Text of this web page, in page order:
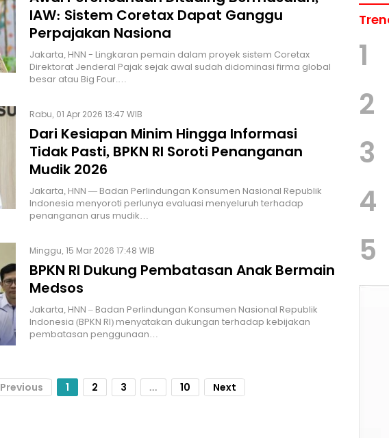
IAW: Sistem Coretax Dapat Ganggu
Perpajakan Nasiona
Jakarta, HNN - Lingkaran pemain dalam proyek sistem Coretax
Direktorat Jenderal Pajak sejak awal sudah didominasi firma global
besar atau Big Four.…
Rabu, 01 Apr 2026 13:47 WIB
Dari Kesiapan Minim Hingga Informasi
Tidak Pasti, BPKN RI Soroti Penanganan
Mudik 2026
Jakarta, HNN — Badan Perlindungan Konsumen Nasional Republik
Indonesia menyoroti perlunya evaluasi menyeluruh terhadap
penanganan arus mudik…
Minggu, 15 Mar 2026 17:48 WIB
BPKN RI Dukung Pembatasan Anak Bermain
Medsos
Jakarta, HNN – Badan Perlindungan Konsumen Nasional Republik
Indonesia (BPKN RI) menyatakan dukungan terhadap kebijakan
pembatasan penggunaan…
Previous 1 2 3 ... 10 Next
1
2
3
4
5